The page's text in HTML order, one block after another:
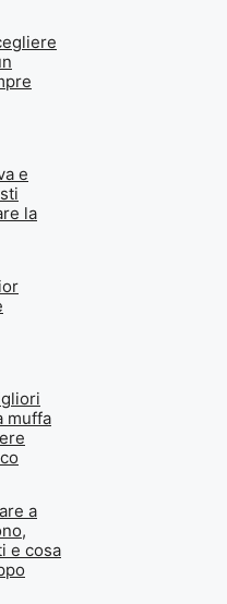
e
la
muffa
a
e cosa